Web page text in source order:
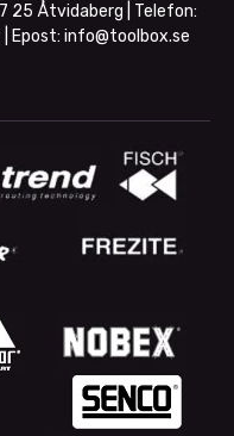
25 Åtvidaberg | Telefon:
| Epost: info@toolbox.se